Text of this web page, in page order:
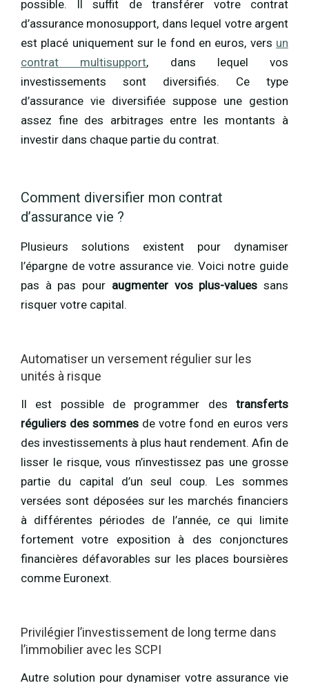
possible. Il suffit de transférer votre contrat
d’assurance monosupport, dans lequel votre argent
est placé uniquement sur le fond en euros, vers un
contrat multisupport, dans lequel vos
investissements sont diversifiés. Ce type
d’assurance vie diversifiée suppose une gestion
assez fine des arbitrages entre les montants à
investir dans chaque partie du contrat.
Comment diversifier mon contrat
d’assurance vie ?
Plusieurs solutions existent pour dynamiser
l’épargne de votre assurance vie. Voici notre guide
pas à pas pour augmenter vos plus-valuessans
risquer votre capital.
Automatiser un versement régulier sur les
unités à risque
Il est possible de programmer des transferts
réguliers des sommes de votre fond en euros vers
des investissements à plus haut rendement. Afin de
lisser le risque, vous n’investissez pas une grosse
partie du capital d’un seul coup. Les sommes
versées sont déposées sur les marchés financiers
à différentes périodes de l’année, ce qui limite
fortement votre exposition à des conjonctures
financières défavorables sur les places boursières
comme Euronext.
Privilégier l’investissement de long terme dans
l’immobilier avec les SCPI
Autre solution pour dynamiser votre assurance vie